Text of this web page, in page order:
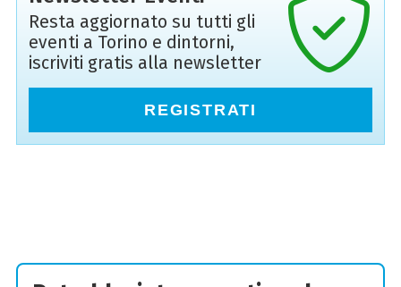
Resta aggiornato su tutti gli
eventi a Torino e dintorni,
iscriviti gratis alla newsletter
REGISTRATI